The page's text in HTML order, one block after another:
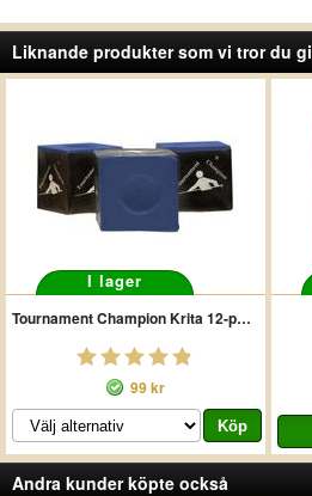
Liknande produkter som vi tror du
I lager
Tournament Champion Krita 12-pack
99 kr
Andra kunder köpte också